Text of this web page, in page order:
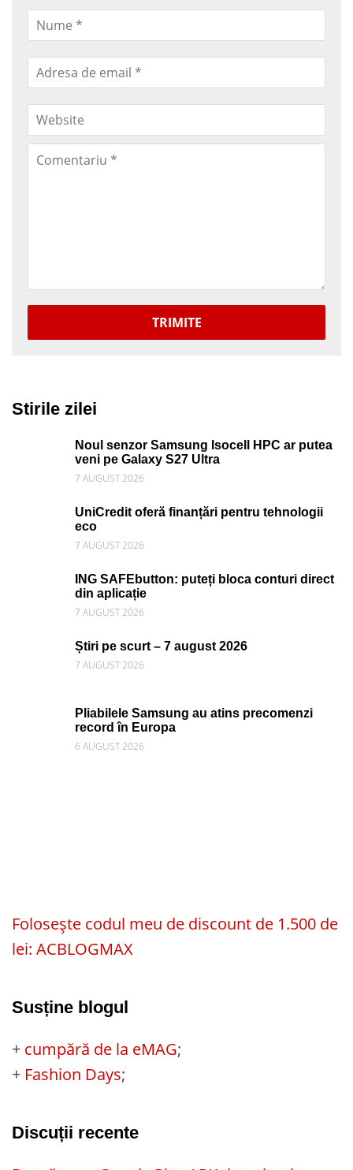
TRIMITE
Stirile zilei
Noul senzor Samsung Isocell HPC ar putea
veni pe Galaxy S27 Ultra
7 AUGUST 2026
UniCredit oferă finanțări pentru tehnologii
eco
7 AUGUST 2026
ING SAFEbutton: puteți bloca conturi direct
din aplicație
7 AUGUST 2026
Știri pe scurt – 7 august 2026
7 AUGUST 2026
Pliabilele Samsung au atins precomenzi
record în Europa
6 AUGUST 2026
Folosește codul meu de discount de 1.500 de
lei: ACBLOGMAX
Susține blogul
+ cumpără de la eMAG;
+ Fashion Days;
Discuții recente